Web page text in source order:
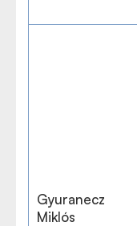
Gyuranecz
Miklós